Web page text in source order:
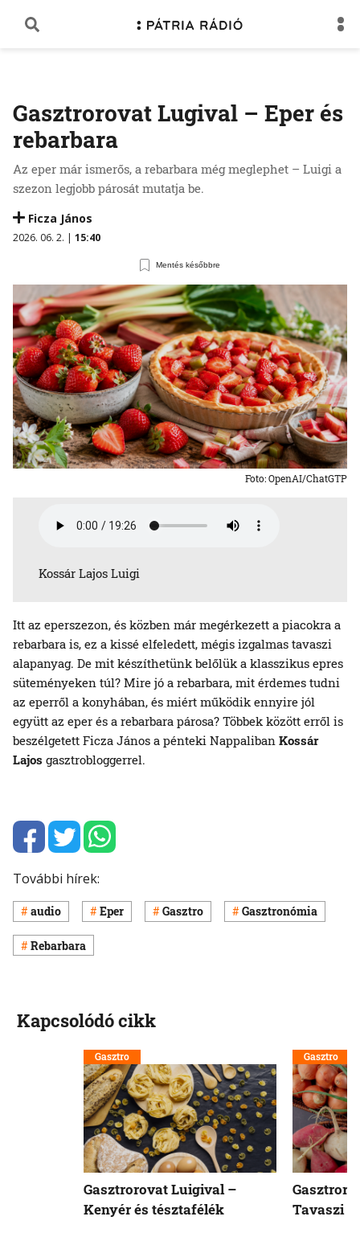
Gasztrorovat Lugival – Eper és
rebarbara
Az eper már ismerős, a rebarbara még meglephet – Luigi a
szezon legjobb párosát mutatja be.
Ficza János
2026. 06. 2. | 15:40
Mentés későbbre
Foto: OpenAI/ChatGTP
Kossár Lajos Luigi
Itt az eperszezon, és közben már megérkezett a piacokra a
rebarbara is, ez a kissé elfeledett, mégis izgalmas tavaszi
alapanyag. De mit készíthetünk belőlük a klasszikus epres
süteményeken túl? Mire jó a rebarbara, mit érdemes tudni
az eperről a konyhában, és miért működik ennyire jól
együtt az eper és a rebarbara párosa? Többek között erről is
beszélgetett Ficza János a pénteki Nappaliban Kossár
Lajos gasztrobloggerrel.
További hírek:
audio Eper Gasztro Gasztronómia
Rebarbara
Kapcsolódó cikk
Gasztro
Gasztrorovat Luigival –
Kenyér és tésztafélék
Gasztro
Tavaszi